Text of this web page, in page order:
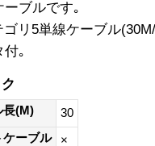
ーブルです｡
ゴリ5単線ケーブル
付｡
長(M)
30
ケーブル
×